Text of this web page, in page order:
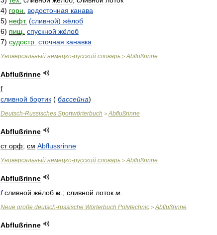
4) горн водосточная канава
5) нефт. (сливной) жёлоб
6) пищ спускной жёлоб
7) судостр сточная канавка
Универсальный немецко-русский словарь > Abflußrinne
Abflußrinne
f
сливной бортик ( бассейна)
Deutsch-Russisches Sportwörterbuch > Abflußrinne
Abflußrinne
ст орф; см Abflussrinne
Универсальный немецко-русский словарь > Abflußrinne
Abflußrinne
f сливной жёлоб м ; сливной лоток м
Neue große deutsch-russische Wörterbuch Polytechnic > Abflußrinne
Abflußrinne